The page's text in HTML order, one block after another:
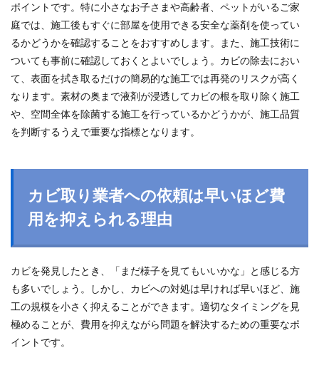
ポイントです。特に小さなお子さまや高齢者、ペットがいるご家
庭では、施工後もすぐに部屋を使用できる安全な薬剤を使ってい
るかどうかを確認することをおすすめします。また、施工技術に
ついても事前に確認しておくとよいでしょう。カビの除去におい
て、表面を拭き取るだけの簡易的な施工では再発のリスクが高く
なります。素材の奥まで液剤が浸透してカビの根を取り除く施工
や、空間全体を除菌する施工を行っているかどうかが、施工品質
を判断するうえで重要な指標となります。
カビ取り業者への依頼は早いほど費
用を抑えられる理由
カビを発見したとき、「まだ様子を見てもいいかな」と感じる方
も多いでしょう。しかし、カビへの対処は早ければ早いほど、施
工の規模を小さく抑えることができます。適切なタイミングを見
極めることが、費用を抑えながら問題を解決するための重要なポ
イントです。